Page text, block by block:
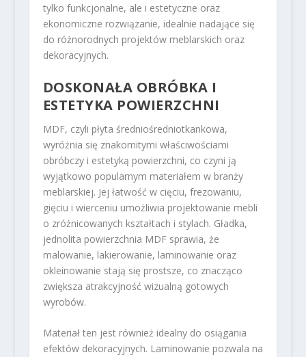
tylko funkcjonalne, ale i estetyczne oraz
ekonomiczne rozwiązanie, idealnie nadające się
do różnorodnych projektów meblarskich oraz
dekoracyjnych.
DOSKONAŁA OBRÓBKA I
ESTETYKA POWIERZCHNI
MDF, czyli płyta średniośredniotkankowa,
wyróżnia się znakomitymi właściwościami
obróbczy i estetyką powierzchni, co czyni ją
wyjątkowo popularnym materiałem w branży
meblarskiej. Jej łatwość w cięciu, frezowaniu,
gięciu i wierceniu umożliwia projektowanie mebli
o zróżnicowanych kształtach i stylach. Gładka,
jednolita powierzchnia MDF sprawia, że
malowanie, lakierowanie, laminowanie oraz
okleinowanie stają się prostsze, co znacząco
zwiększa atrakcyjność wizualną gotowych
wyrobów.
Materiał ten jest również idealny do osiągania
efektów dekoracyjnych. Laminowanie pozwala na